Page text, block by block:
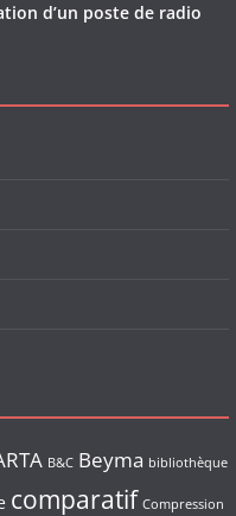
d’un poste de radio
B&C Beyma bibliothèque
comparatif Compression